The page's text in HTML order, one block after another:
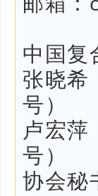
中国复
张晓
号）
卢宏
号）
协会秘